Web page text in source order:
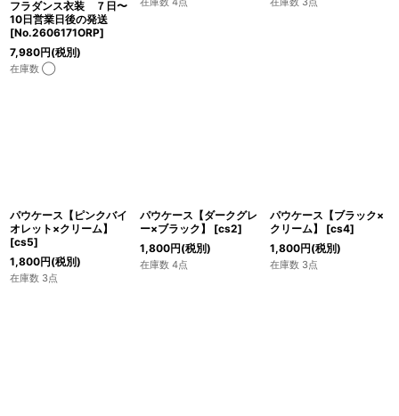
フラダンス衣装 ７日〜
10日営業日後の発送
[No.2606171ORP]
7,980円(税別)
在庫数 ◯
パウケース【ピンクバイ
オレット×クリーム】
[cs5]
1,800円(税別)
在庫数 3点
パウケース【ダークグレ
ー×ブラック】
[cs2]
1,800円(税別)
在庫数 4点
パウケース【ブラック×
クリーム】
[cs4]
1,800円(税別)
在庫数 3点